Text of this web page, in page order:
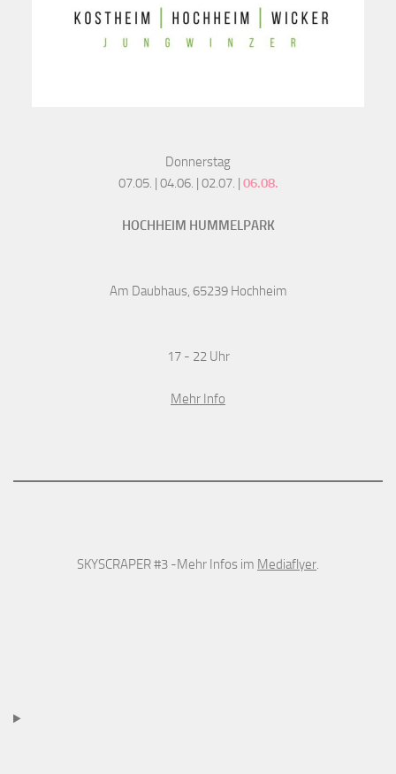
Donnerstag
07.05. | 04.06. | 02.07. | 06.08.
HOCHHEIM HUMMELPARK
Am Daubhaus, 65239 Hochheim
17 - 22 Uhr
Mehr Info
SKYSCRAPER #3 -Mehr Infos im Mediaflyer